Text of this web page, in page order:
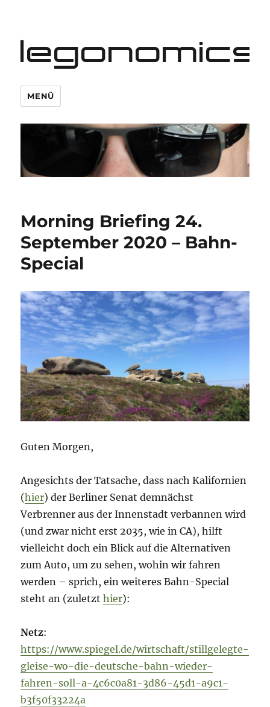
legonomics
MENÜ
Morning Briefing 24.
September 2020 – Bahn-
Special
Guten Morgen,
Angesichts der Tatsache, dass nach Kalifornien
(hier) der Berliner Senat demnächst
Verbrenner aus der Innenstadt verbannen wird
(und zwar nicht erst 2035, wie in CA), hilft
vielleicht doch ein Blick auf die Alternativen
zum Auto, um zu sehen, wohin wir fahren
werden – sprich, ein weiteres Bahn-Special
steht an (zuletzthier):
Netz:
https://www.spiegel.de/wirtschaft/stillgelegte-
gleise-wo-die-deutsche-bahn-wieder-
fahren-soll-a-4c6c0a81-3d86-45d1-a9c1-
b3f50f33224a